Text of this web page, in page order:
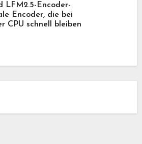
LFM2.5-Encoder-
Encoder, die bei
CPU schnell bleiben